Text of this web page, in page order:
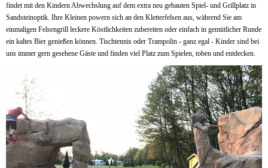
findet mit den Kindern Abwechslung auf dem extra neu gebauten Spiel- und Grillplatz in
Sandsteinoptik. Ihre Kleinen powern sich an den Kletterfelsen aus, während Sie am
einmaligen Felsengrill leckere Köstlichkeiten zubereiten oder einfach in gemütlicher Runde
ein kaltes Bier genießen können. Tischtennis oder Trampolin - ganz egal - Kinder sind bei
uns immer gern gesehene Gäste und finden viel Platz zum Spielen, toben und entdecken.